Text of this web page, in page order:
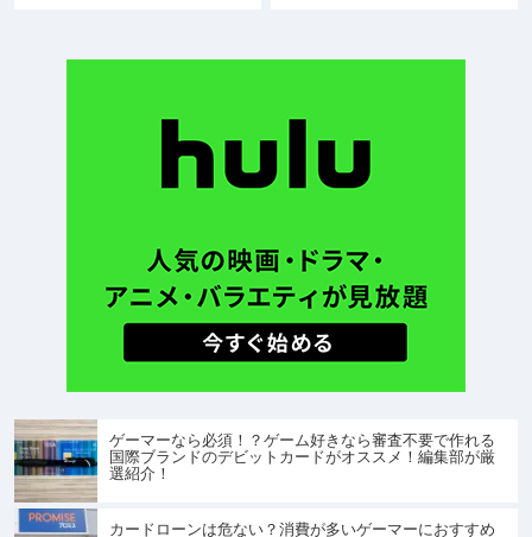
ゲーマーなら必須！？ゲーム好きなら審査不要で作れる
国際ブランドのデビットカードがオススメ！編集部が厳
選紹介！
カードローンは危ない？消費が多いゲーマーにおすすめ